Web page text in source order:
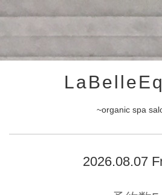
~organic spa
2026.08.07